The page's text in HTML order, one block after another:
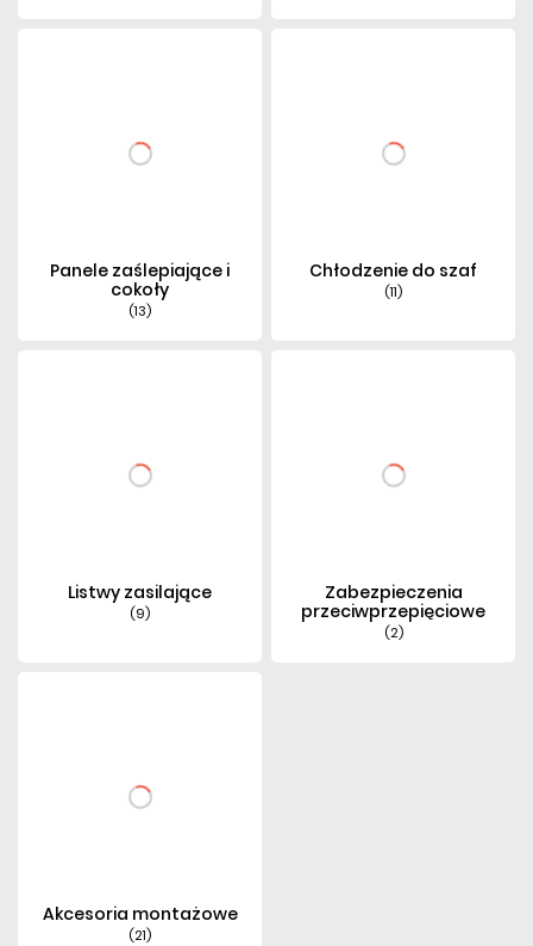
Panele zaślepiające i
cokoły
(13)
Chłodzenie do szaf
(11)
Listwy zasilające
(9)
Zabezpieczenia
przeciwprzepięciowe
(2)
Akcesoria montażowe
(21)